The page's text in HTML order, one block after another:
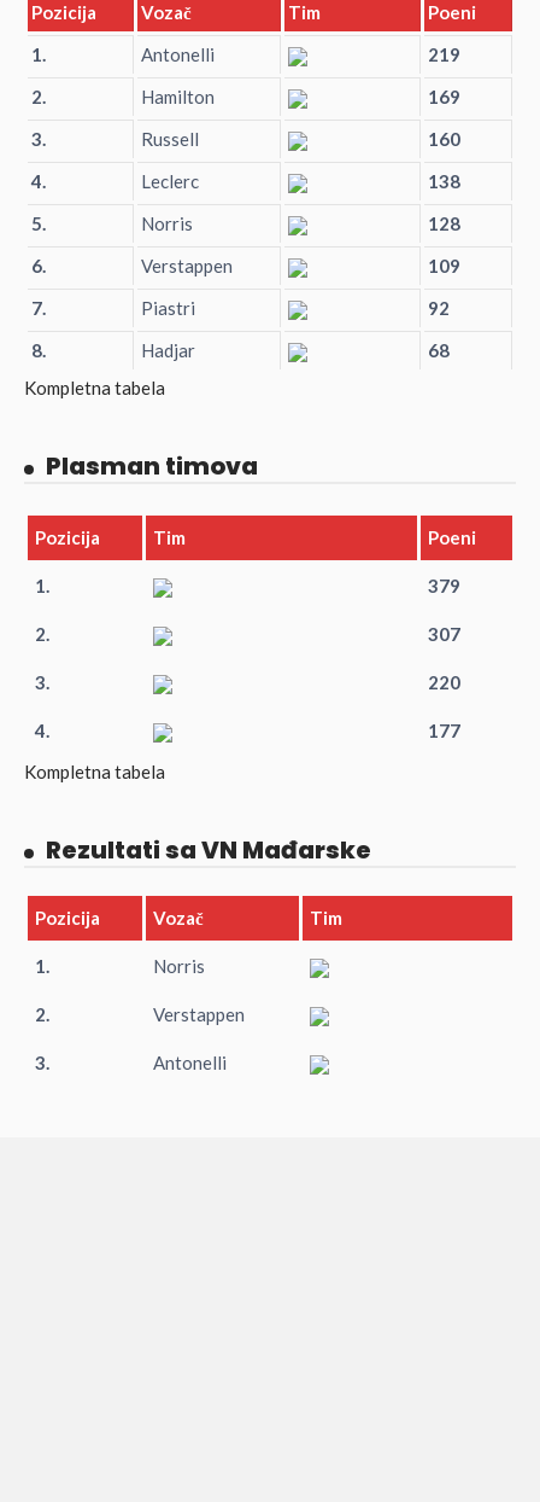
Pozicija Vozač Tim
Poeni
1.
Antonelli
219
2.
Hamilton
169
3.
Russell
160
4.
Leclerc
138
5.
Norris
128
6.
Verstappen
109
7.
Piastri
92
8.
Hadjar
68
Kompletna tabela
Plasman timova
Pozicija Tim Poeni
1. 379
2. 307
3. 220
4.
177
Kompletna tabela
Rezultati sa VN Mađarske
Pozicija Vozač Tim
1. Norris
2. Verstappen
3. Antonelli